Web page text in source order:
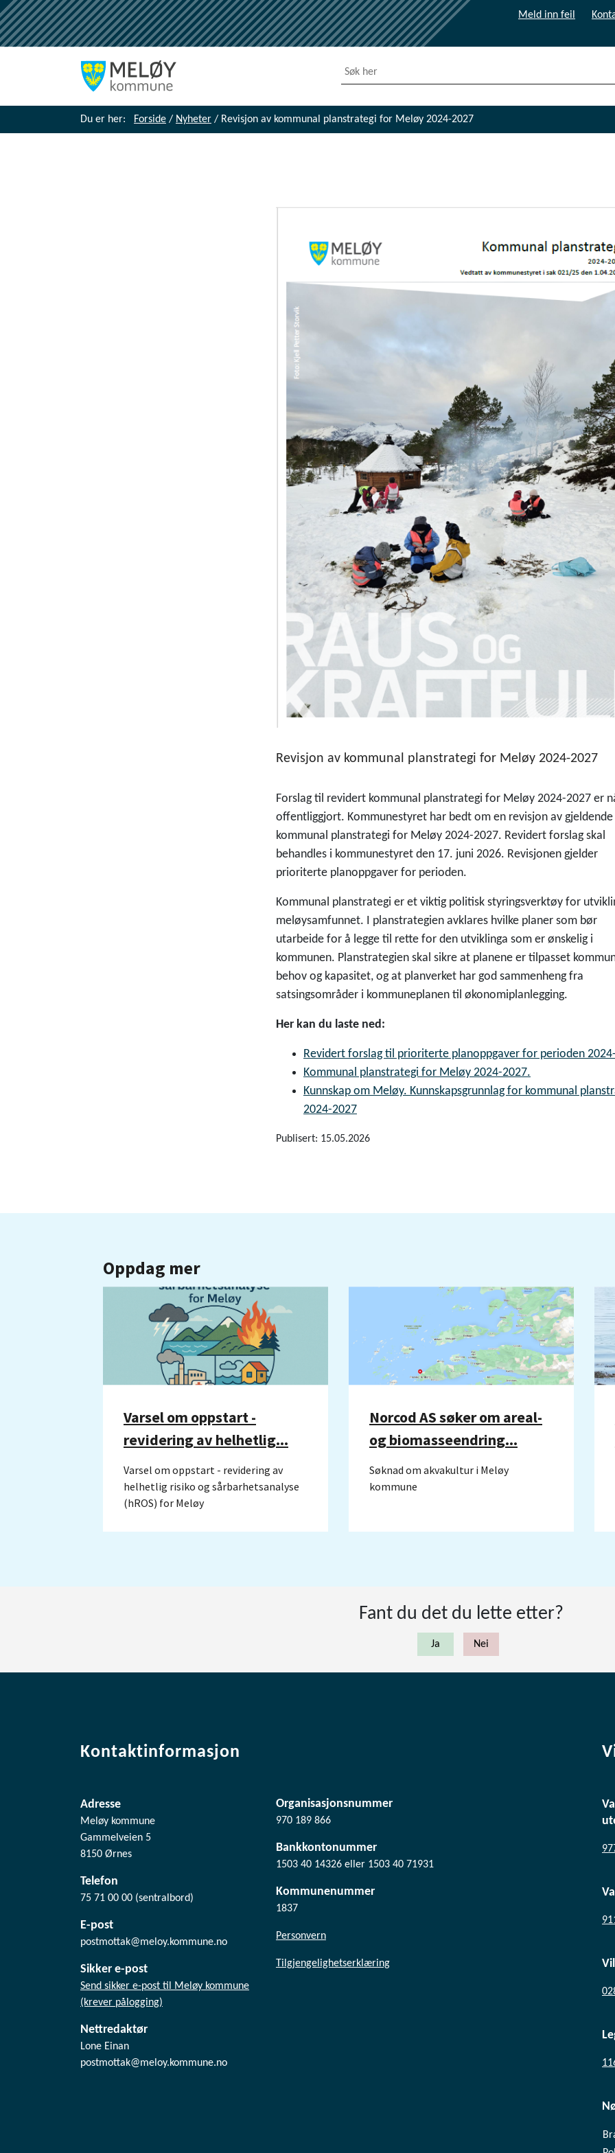
Meld inn feil
Du er her: Forside / Nyheter / Revisjon av kommunal planstrategi for Meløy 2024-2027
Revisjon av kommunal planstrategi for Meløy 2024-2027
Forslag til revidert kommunal planstrategi for Meløy 2024-2027 er
offentliggjort. Kommunestyret har bedt om en revisjon av gjeldende
kommunal planstrategi for Meløy 2024-2027. Revidert forslag skal
behandles i kommunestyret den 17. juni 2026. Revisjonen gjelder
prioriterte planoppgaver for perioden.
Kommunal planstrategi er et viktig politisk styringsverktøy for
meløysamfunnet. I planstrategien avklares hvilke planer som bør
utarbeide for å legge til rette for den utviklinga som er ønskelig i
kommunen. Planstrategien skal sikre at planene er tilpasset
behov og kapasitet, og at planverket har god sammenheng fra
satsingsområder i kommuneplanen til økonomiplanlegging.
Her kan du laste ned:
Revidert forslag til prioriterte planoppgaver for perioden
Kommunal planstrategi for Meløy 2024-2027.
Kunnskap om Meløy. Kunnskapsgrunnlag for kommunal
2024-2027
Publisert: 15.05.2026
Oppdag mer
Varsel om oppstart -
revidering av helhetlig...
Varsel om oppstart - revidering av
helhetlig risiko og sårbarhetsanalyse
(hROS) for Meløy
Norcod AS søker om areal-
og biomasseendring...
Søknad om akvakultur i Meløy
kommune
Fant du det du lette etter?
Kontaktinformasjon
Adresse
Meløy kommune
Gammelveien 5
8150 Ørnes
Telefon
75 71 00 00 (sentralbord)
E-post
postmottak@meloy.kommune.no
Sikker e-post
Send sikker e-post til Meløy kommune
(krever pålogging)
Nettredaktør
Lone Einan
postmottak@meloy.kommune.no
Organisasjonsnummer
970 189 866
Bankkontonummer
1503 40 14326 eller 1503 40 71931
Kommunenummer
1837
Personvern
Tilgjengelighetserklæring